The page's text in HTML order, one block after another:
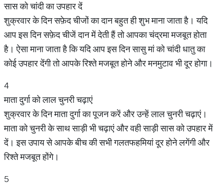
सास को चांदी का उपहार दें
शुक्रवार के दिन सफ़ेद चीजों का दान बहुत ही शुभ माना जाता है। यदि
आप इस दिन सफ़ेद चीजें दान में देती हैं तो आपका चंद्रमा मजबूत होता
है। ऐसा माना जाता है कि यदि आप इस दिन सासु मां को चांदी धातु का
कोई उपहार देंगी तो आपके रिश्ते मजबूत होने और मनमुटाव भी दूर होगा।
4
माता दुर्गा को लाल चुनरी चढ़ाएं
शुक्रवार के दिन माता दुर्गा का पूजन करें और उन्हें लाल चुनरी चढ़ाएं।
माता को चुनरी के साथ साड़ी भी चढ़ाएं और वही साड़ी सास को उपहार में
दें। इस उपाय से आपके बीच की सभी गलतफहमियां दूर होने लगेंगी और
रिश्ते मजबूत होंगे।
5